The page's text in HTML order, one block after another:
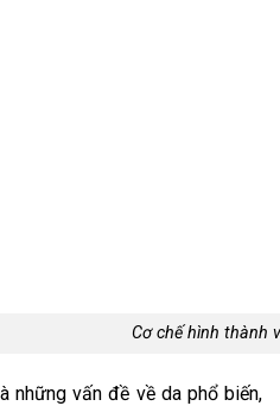
Cơ chế hình thành
những vấn đề về da phổ biến,